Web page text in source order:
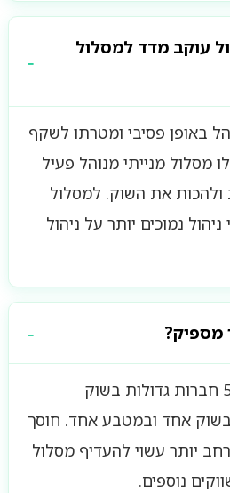
עוקב מדד למסלול
באופן פסיבי ומטרתו לשקף
מסלול מנייתי מנוהל פעיל
את השוק. למסלול
נמוכים יותר על ניהול
מספיק?
המסלול מפוזר בין 500 חברות גדולות בשוק
אחד ובמטבע אחד. חוסך
יותר עשוי להעדיף מסלול
נוספים.